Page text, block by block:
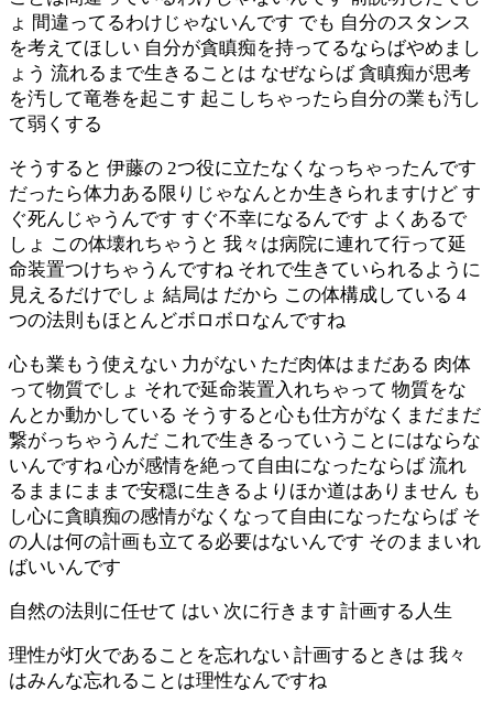
ょ 間違ってるわけじゃないんです でも 自分のスタンス
を考えてほしい 自分が貪瞋痴を持ってるならばやめまし
ょう 流れるまで生きることは なぜならば 貪瞋痴が思考
を汚して竜巻を起こす 起こしちゃったら自分の業も汚し
て弱くする
そうすると 伊藤の 2つ役に立たなくなっちゃったんです
だったら体力ある限りじゃなんとか生きられますけど す
ぐ死んじゃうんです すぐ不幸になるんです よくあるで
しょ この体壊れちゃうと 我々は病院に連れて行って延
命装置つけちゃうんですね それで生きていられるように
見えるだけでしょ 結局は だから この体構成している 4
つの法則もほとんどボロボロなんですね
心も業もう使えない 力がない ただ肉体はまだある 肉体
って物質でしょ それで延命装置入れちゃって 物質をな
んとか動かしている そうすると心も仕方がなくまだまだ
繋がっちゃうんだ これで生きるっていうことにはならな
いんですね 心が感情を絶って自由になったならば 流れ
るままにままで安穏に生きるよりほか道はありません も
し心に貪瞋痴の感情がなくなって自由になったならば そ
の人は何の計画も立てる必要はないんです そのままいれ
ばいいんです
自然の法則に任せて はい 次に行きます 計画する人生
理性が灯火であることを忘れない 計画するときは 我々
はみんな忘れることは理性なんですね